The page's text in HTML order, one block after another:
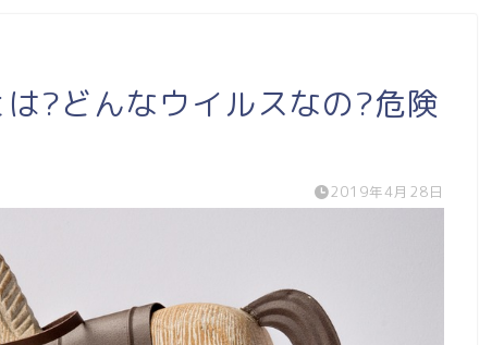
?どんなウイルスなの?危険
2019年4月28日